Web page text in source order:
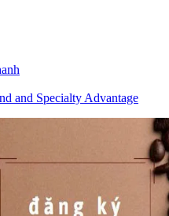
and Specialty Advantage